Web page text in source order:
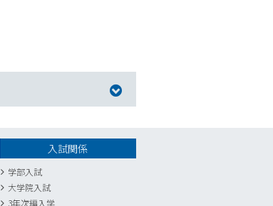
入試関係
学部入試
大学院入試
3年次編入学